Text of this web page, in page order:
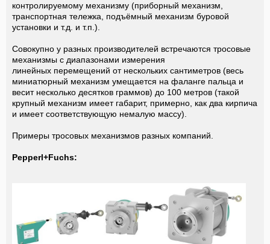
контролируемому механизму (приборный механизм,
транспортная тележка, подъёмный механизм буровой
установки и т.д. и т.п.).
Совокупно у разных производителей встречаются тросовые
механизмы с диапазонами измерения
линейных перемещений от нескольких сантиметров (весь
миниатюрный механизм умещается на фаланге пальца и
весит несколько десятков граммов) до 100 метров (такой
крупный механизм имеет габарит, примерно, как два кирпича
и имеет соответствующую немалую массу).
Примеры тросовых механизмов разных компаний.
Pepperl+Fuchs: